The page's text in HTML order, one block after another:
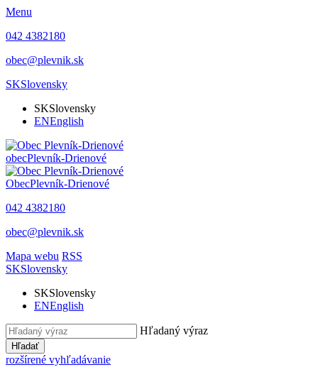
Menu
042 4382180
obec@plevnik.sk
SKSlovensky
SKSlovensky
ENEnglish
obecPlevník-Drienové
ObecPlevník-Drienové
042 4382180
obec@plevnik.sk
Mapa webu RSS
SKSlovensky
SKSlovensky
ENEnglish
Hľadaný výraz
Hľadať
rozšírené vyhľadávanie